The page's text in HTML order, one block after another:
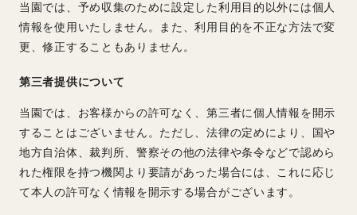
当園では、予め収集のために設定した利用目的以外には個人
情報を使用いたしません。また、利用目的を不正な方法で変
更、修正することもありません。
第三者提供について
当園では、お客様からの許可なく、第三者に個人情報を開示
することはございません。ただし、法律の定めにより、国や
地方自治体、裁判所、警察その他の法律や条令などで認めら
れた権限を持つ機関より要請があった場合には、これに応じ
て本人の許可なく情報を開示する場合がございます。